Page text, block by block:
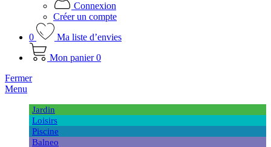
Connexion
Créer un compte
0
Ma liste d’envies
Mon panier 0
Fermer
Menu
Jardin
Loisirs
Piscine
Balneo